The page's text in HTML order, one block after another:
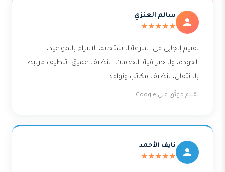
سالم العنزي
★★★★★
تقييم إيجابي في: سرعة الاستجابة، الالتزام بالمواعيد،
الجودة، والاحترافية. الخدمات: تنظيف عميق، تنظيف مرتبط
بالانتقال، تنظيف مكاتب ونوافذ.
تقييم موثّق على Google
نايف الأحمد
★★★★★